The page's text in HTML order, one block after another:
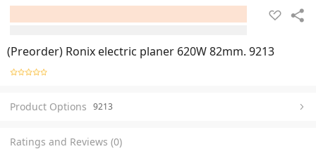
(Preorder) Ronix electric planer 620W 82mm. 9213
Product Options 9213
Ratings and Reviews (0)